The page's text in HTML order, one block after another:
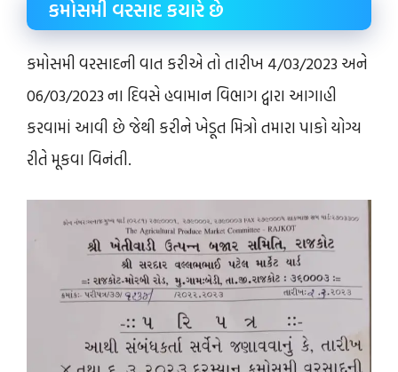
કમોસમી વરસાદ કયારે છે
કમોસમી વરસાદની વાત કરીએ તો તારીખ 4/03/2023 અને
06/03/2023 ના દિવસે હવામાન વિભાગ દ્વારા આગાહી
કરવામાં આવી છે જેથી કરીને ખેડૂત મિત્રો તમારા પાકો યોગ્ય
રીતે મૂકવા વિનંતી.